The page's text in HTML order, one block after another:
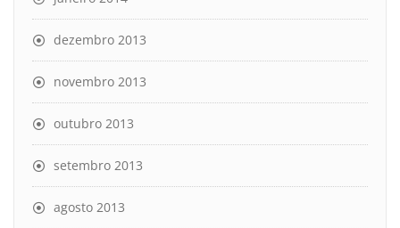
dezembro 2013
novembro 2013
outubro 2013
setembro 2013
agosto 2013